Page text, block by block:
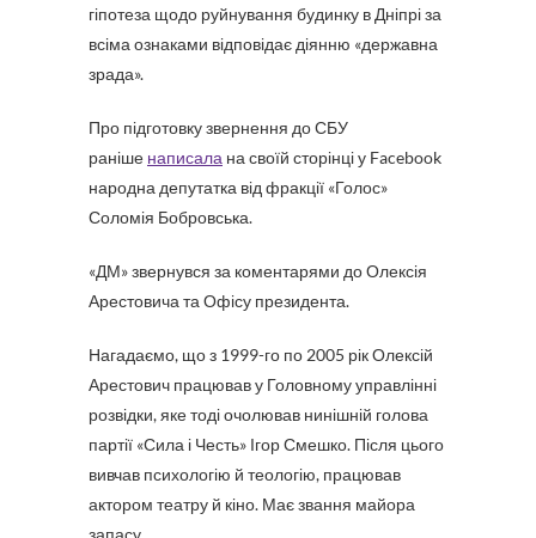
гіпотеза щодо руйнування будинку в Дніпрі за
всіма ознаками відповідає діянню «державна
зрада».
Про підготовку звернення до СБУ
раніше написала на своїй сторінці у Facebook
народна депутатка від фракції «Голос»
Соломія Бобровська.
«ДМ» звернувся за коментарями до Олексія
Арестовича та Офісу президента.
Нагадаємо, що з 1999-го по 2005 рік Олексій
Арестович працював у Головному управлінні
розвідки, яке тоді очолював нинішній голова
партії «Сила і Честь» Ігор Смешко. Після цього
вивчав психологію й теологію, працював
актором театру й кіно. Має звання майора
запасу.